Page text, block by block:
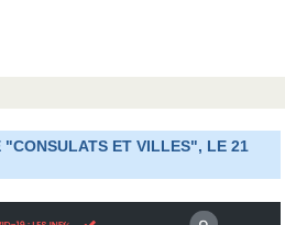
"CONSULATS ET VILLES", LE 21